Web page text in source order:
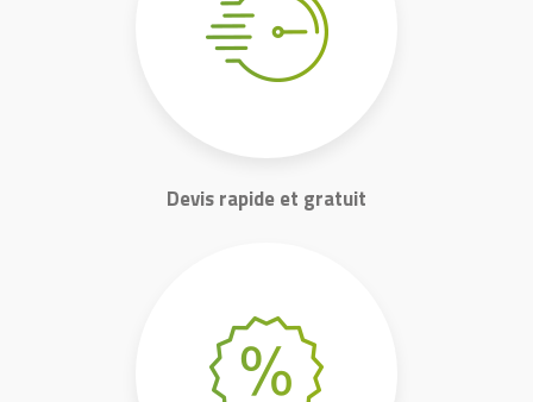
Devis rapide et gratuit